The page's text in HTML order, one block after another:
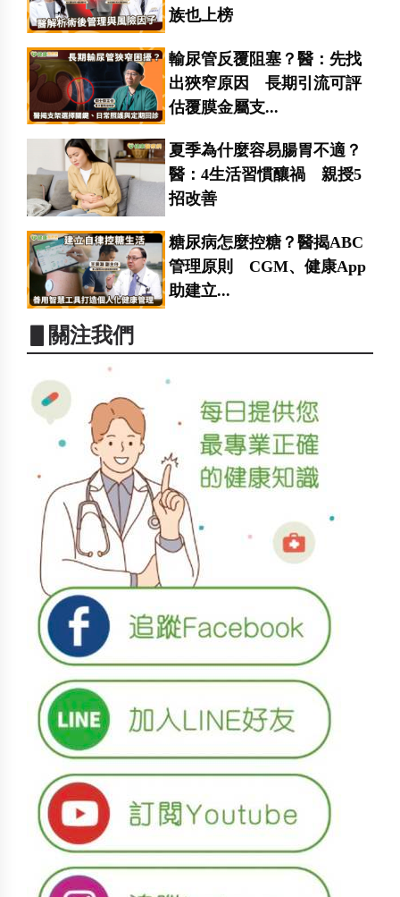
族也上榜
輸尿管反覆阻塞？醫：先找
出狹窄原因 長期引流可評
估覆膜金屬支...
夏季為什麼容易腸胃不適？
醫：4生活習慣釀禍 親授5
招改善
糖尿病怎麼控糖？醫揭ABC
管理原則 CGM、健康App
助建立...
▋關注我們